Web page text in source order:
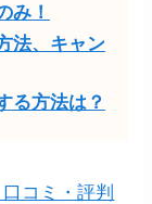
み！
法、キャン
る方法は？
コミ・評判